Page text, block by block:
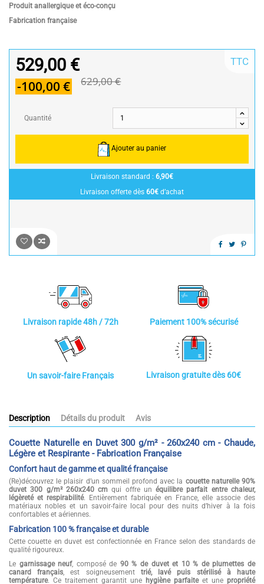
Produit anallergique et éco-conçu
Fabrication française
529,00 €
-100,00 € 629,00 €
TTC
Quantité
Ajouter au panier
Livraison standard : 6,90€
Livraison offerte dès 60€ d’achat
Livraison rapide 48h / 72h Paiement 100% sécurisé
Un savoir-faire Français Livraison gratuite dès 60€
Description Détails du produit Avis
Couette Naturelle en Duvet 300 g/m² - 260x240 cm - Chaude,
Légère et Respirante - Fabrication Française
Confort haut de gamme et qualité française
(Re)découvrez le plaisir d’un sommeil profond avec la couette naturelle 90%
duvet 300 g/m² 260x240 cm qui offre unéquilibre parfait entre chaleur,
légèreté et respirabilité. Entièrement fabriquée en France, elle associe des
matériaux nobles et un savoir-faire local pour des nuits d’hiver à la fois
confortables et aériennes.
Fabrication 100 % française et durable
Cette couette en duvet est confectionnée en France selon des standards de
qualité rigoureux.
Le garnissage neuf, composé de 90 % de duvet et 10 % de plumettes de
canard français , est soigneusement trié, lavé puis stérilisé à haute
température. Ce traitement garantit une hygiène parfaiteet une propriété